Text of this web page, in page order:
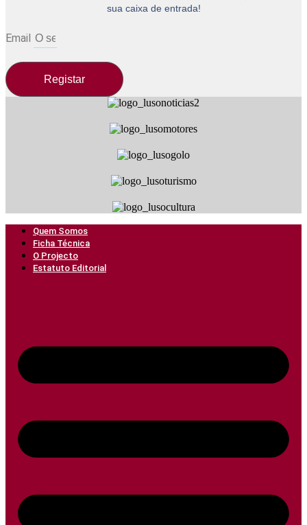
sua caixa de entrada!
Email
Registar
Quem Somos
Ficha Técnica
O Projecto
Estatuto Editorial